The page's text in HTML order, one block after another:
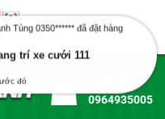
với Điện Hoa Xanh
0964935005
đó